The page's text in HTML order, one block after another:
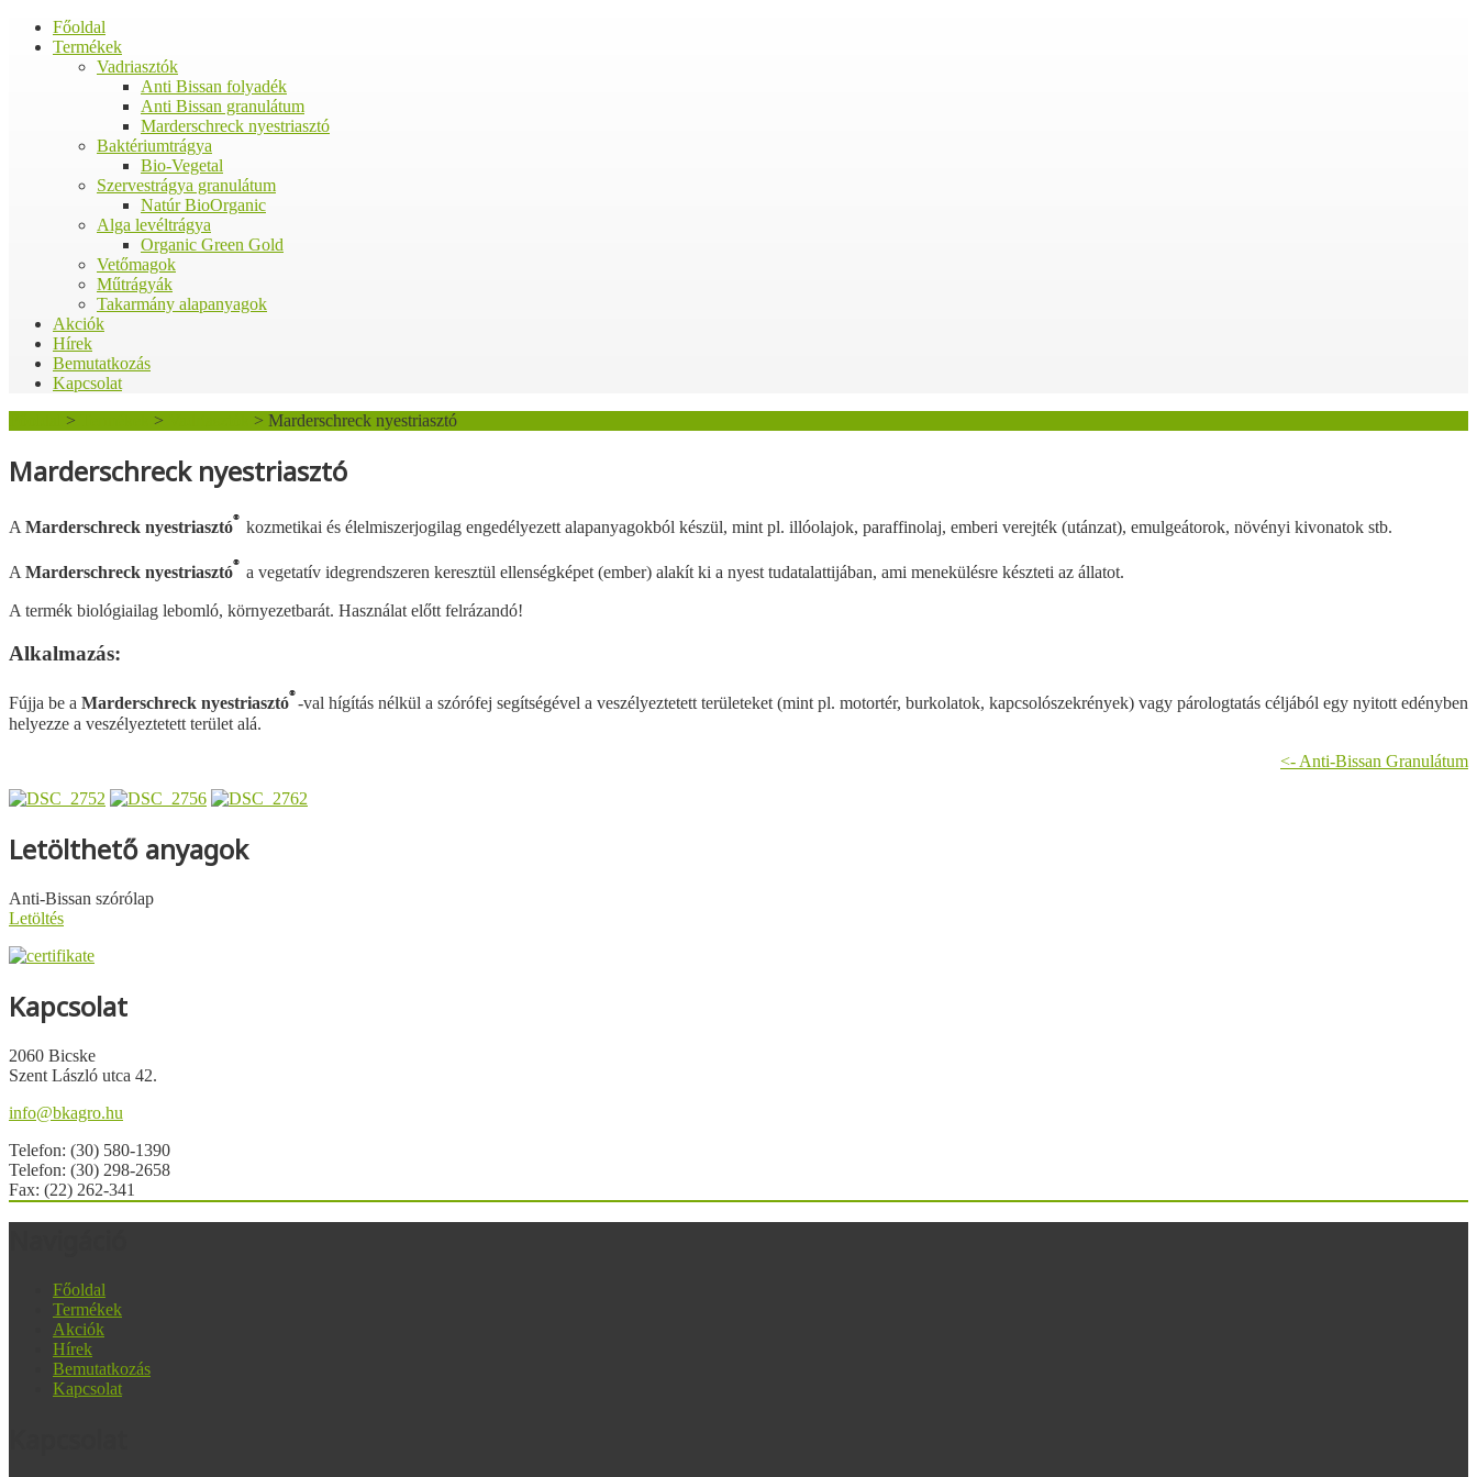
Főoldal
Termékek
Vadriasztók
Anti Bissan folyadék
Anti Bissan granulátum
Marderschreck nyestriasztó
Baktériumtrágya
Bio-Vegetal
Szervestrágya granulátum
Natúr BioOrganic
Alga levéltrágya
Organic Green Gold
Vetőmagok
Műtrágyák
Takarmány alapanyagok
Akciók
Hírek
Bemutatkozás
Kapcsolat
> > > Marderschreck nyestriasztó
Marderschreck nyestriasztó
A Marderschreck nyestriasztó® kozmetikai és élelmiszerjogilag engedélyezett alapanyagokból készül, mint pl. illóolajok, paraffinolaj, emberi verejték (utánzat), emulgeátorok, növényi kivonatok stb.
AMarderschreck nyestriasztó® a vegetatív idegrendszeren keresztül ellenségképet (ember) alakít ki a nyest tudatalattijában, ami menekülésre készteti az állatot.
A termék biológiailag lebomló, környezetbarát. Használat előtt felrázandó!
Alkalmazás:
Fújja be a Marderschreck nyestriasztó®-val hígítás nélkül a szórófej segítségével a veszélyeztetett területeket (mint pl. motortér, burkolatok, kapcsolószekrények) vagy párologtatás céljából egy nyitott edényben
helyezze a veszélyeztetett terület alá.
<- Anti-Bissan Granulátum
Letölthető anyagok
Anti-Bissan szórólap
Letöltés
Kapcsolat
2060 Bicske
Szent László utca 42.
info@bkagro.hu
Telefon: (30) 580-1390
Telefon: (30) 298-2658
Fax: (22) 262-341
Főoldal
Termékek
Akciók
Hírek
Bemutatkozás
Kapcsolat